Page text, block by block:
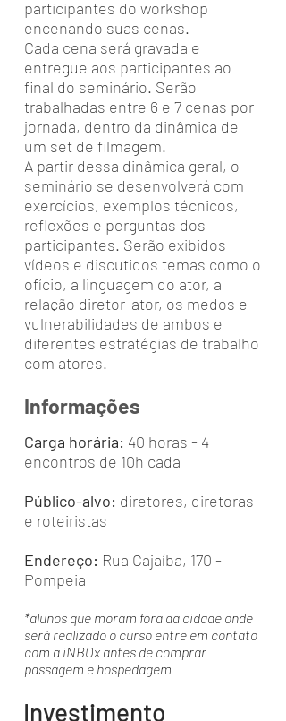
participantes do workshop
encenando suas cenas.
Cada cena será gravada e
entregue aos participantes ao
final do seminário. Serão
trabalhadas entre 6 e 7 cenas por
jornada, dentro da dinâmica de
um set de filmagem.
A partir dessa dinâmica geral, o
seminário se desenvolverá com
exercícios, exemplos técnicos,
reflexões e perguntas dos
participantes. Serão exibidos
vídeos e discutidos temas como o
ofício, a linguagem do ator, a
relação diretor-ator, os medos e
vulnerabilidades de ambos e
diferentes estratégias de trabalho
com atores.
Informações
Carga horária: 40 horas - 4
encontros de 10h cada
Público-alvo: diretores, diretoras
e roteiristas
Endereço: Rua Cajaíba, 170 -
Pompeia
*alunos que moram fora da cidade onde
será realizado o curso entre em contato
com a iNBOx antes de comprar
passagem e hospedagem
Investimento